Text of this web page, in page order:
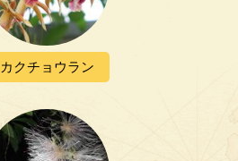
カクチョウラン